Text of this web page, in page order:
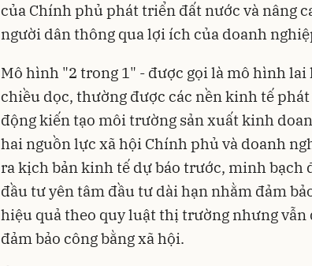
của Chính phủ phát triển đất nước và nâng
người dân thông qua lợi ích của doanh
Mô hình "2 trong 1" - được gọi là mô hình
chiều dọc, thường được các nền kinh tế
động kiến tạo môi trường sản xuất kinh
hai nguồn lực xã hội Chính phủ và doanh
ra kịch bản kinh tế dự báo trước, minh bạch
đầu tư yên tâm đầu tư dài hạn nhằm đảm
hiệu quả theo quy luật thị trường nhưng
đảm bảo công bằng xã hội.